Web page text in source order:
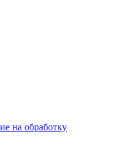
на обработку